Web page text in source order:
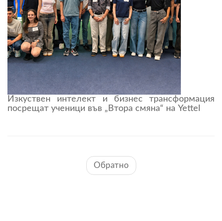
Изкуствен интелект и бизнес трансформация
посрещат ученици във „Втора смяна“ на Yettel
Обратно